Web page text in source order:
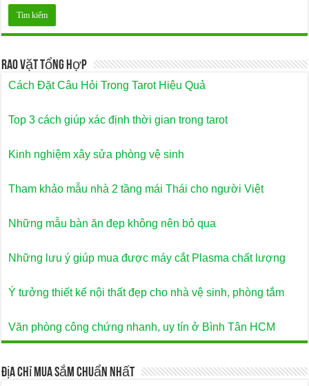
Rao Vặt Tổng Hợp
Cách Đặt Câu Hỏi Trong Tarot Hiệu Quả
Top 3 cách giúp xác định thời gian trong tarot
Kinh nghiệm xây sửa phòng vệ sinh
Tham khảo mẫu nhà 2 tầng mái Thái cho người Việt
Những mẫu bàn ăn đẹp không nên bỏ qua
Những lưu ý giúp mua được máy cắt Plasma chất lượng
Ý tưởng thiết kế nội thất đẹp cho nhà vệ sinh, phòng tắm
Văn phòng công chứng nhanh, uy tín ở Bình Tân HCM
Địa Chỉ Mua Sắm Chuẩn Nhất